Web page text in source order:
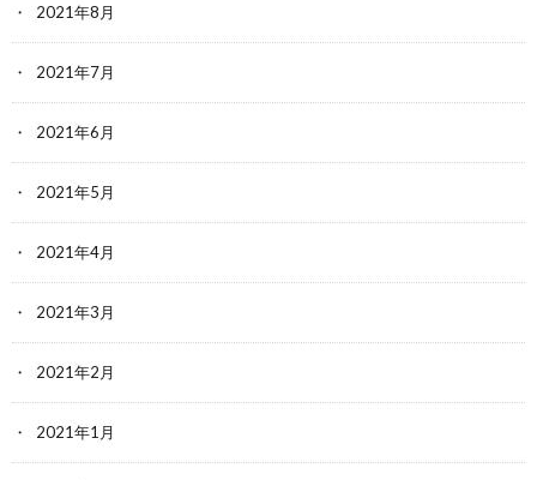
2021年8月
2021年7月
2021年6月
2021年5月
2021年4月
2021年3月
2021年2月
2021年1月